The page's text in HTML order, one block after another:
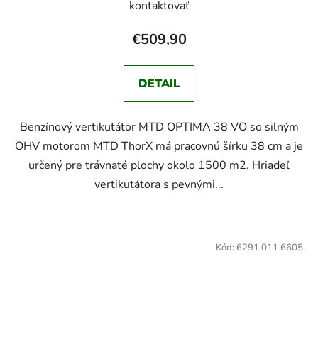
kontaktovať
€509,90
DETAIL
Benzínový vertikutátor MTD OPTIMA 38 VO so silným
OHV motorom MTD ThorX má pracovnú šírku 38 cm a je
určený pre trávnaté plochy okolo 1500 m2. Hriadeľ
vertikutátora s pevnými...
Kód: 6291 011 6605